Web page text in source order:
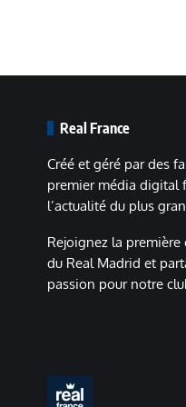
Real France
Créé et géré par des
premier média digital
l’actualité du plus
Rejoignez la
du Real Madrid et
passion pour notre